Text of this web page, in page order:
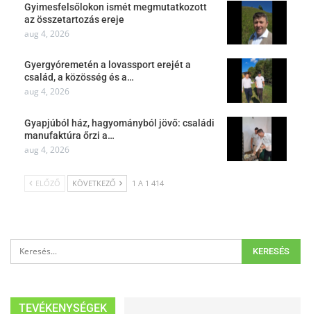
Gyimesfelsőlokon ismét megmutatkozott
az összetartozás ereje
aug 4, 2026
Gyergyóremetén a lovassport erejét a
család, a közösség és a…
aug 4, 2026
Gyapjúból ház, hagyományból jövő: családi
manufaktúra őrzi a…
aug 4, 2026
ELŐZŐ KÖVETKEZŐ 1 A 1 414
TEVÉKENYSÉGEK